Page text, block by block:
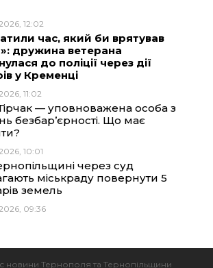
12:02
час, який би врятував
дружина ветерана
до поліції через дії
у Кременці
11:02
— уповноважена особа з
безбар’єрності. Що має
10:01
через суд
міськраду повернути 5
земель
09:36
новини Тернополя та Тернопільщини